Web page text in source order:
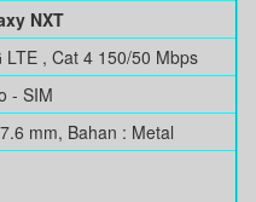
NXT
LTE , Cat 4 150/50 Mbps
- SIM
mm, Bahan : Metal